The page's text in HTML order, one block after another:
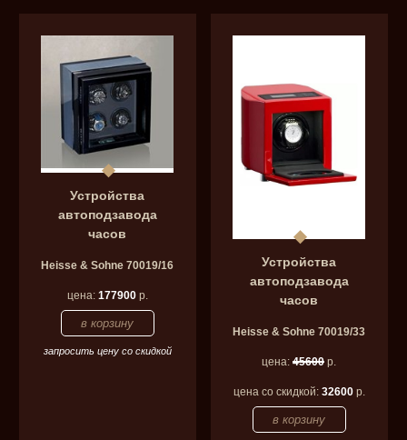
Устройства
автоподзавода
часов
Heisse & Sohne 70019/16
цена: 177900р.
запросить цену со скидкой
Устройства
автоподзавода
часов
Heisse & Sohne 70019/33
цена:45600 р.
цена со скидкой: 32600р.